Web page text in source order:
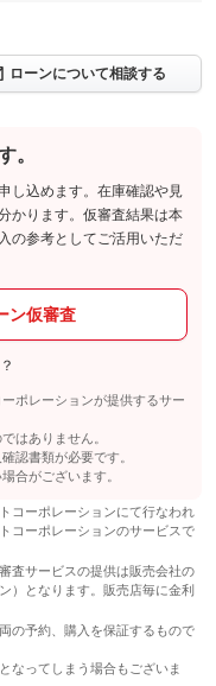
頼（無料）
ローンについて相談する
。
し込めます。在庫確認や見
かります。仮審査結果は本
の参考としてご活用いただ
ン仮審査
ポレーションが提供するサー
はありません。
認書類が必要です。
合がございます。
コーポレーションにて行なわれ
コーポレーションのサービスで
査サービスの提供は販売会社の
）となります。販売店毎に金利
の予約、購入を保証するもので
なってしまう場合もございま